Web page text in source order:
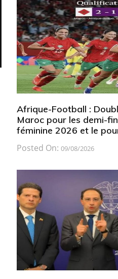
Afrique-Football :
Maroc pour les demi-
féminine 2026 et le
Posted On: 09/08/2026